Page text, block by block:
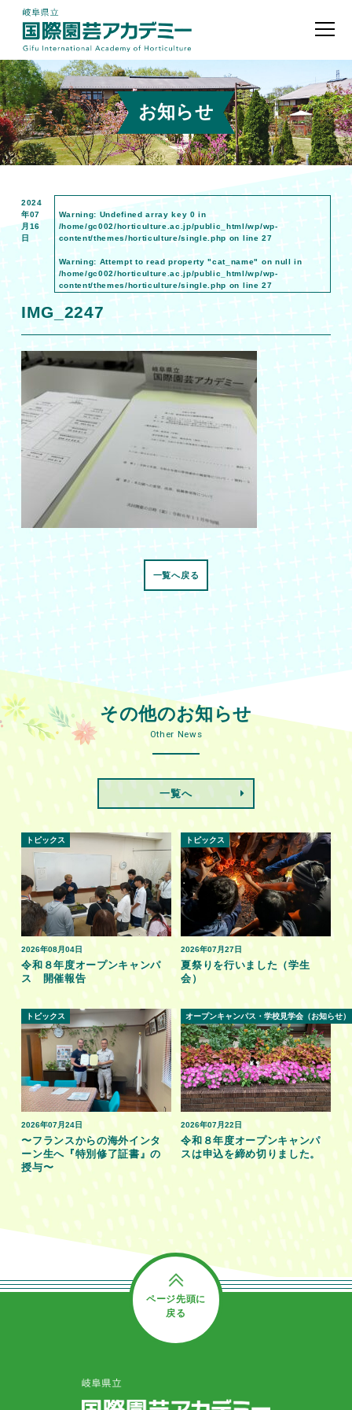
お知らせ
2024
年07
月16
日
Warning: Undefined array key 0 in
/home/gc002/horticulture.ac.jp/public_html/wp/wp-
content/themes/horticulture/single.php on line27
Warning: Attempt to read property "cat_name" on null in
/home/gc002/horticulture.ac.jp/public_html/wp/wp-
content/themes/horticulture/single.php on line27
IMG_2247
一覧へ戻る
その他のお知らせ
Other News
一覧へ
2026年08月04日
トピックス
令和８年度オープンキャンパ
ス 開催報告
2026年07月27日
トピックス
夏祭りを行いました（学生
会）
2026年07月24日
トピックス
〜フランスからの海外インタ
ーン生へ『特別修了証書』の
授与〜
2026年07月22日
オープンキャンパス・学校見学会（お知らせ）
令和８年度オープンキャンパ
スは申込を締め切りました。
ページ先頭に
戻る